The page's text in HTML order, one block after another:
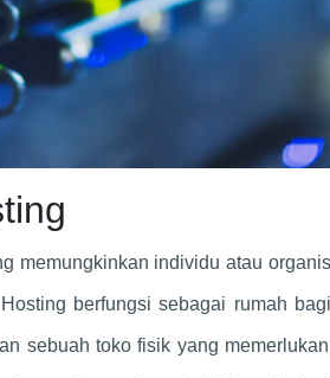
memungkinkan individu atau
berfungsi sebagai rumah
sebuah toko fisik yang